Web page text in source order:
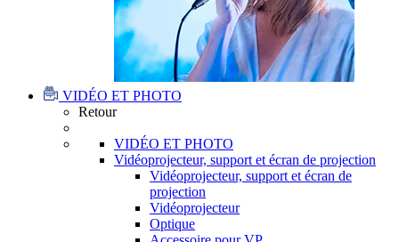
VIDÉO ET PHOTO
Retour
VIDÉO ET PHOTO
Vidéoprojecteur, support et écran de projection
Vidéoprojecteur, support et écran de
projection
Vidéoprojecteur
Optique